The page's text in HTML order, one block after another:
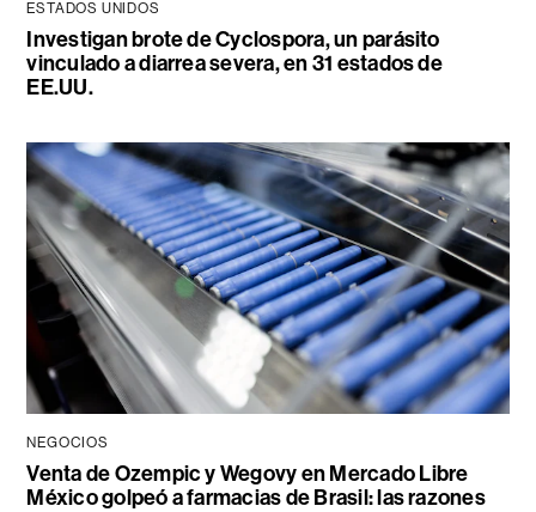
ESTADOS UNIDOS
Investigan brote de Cyclospora, un parásito
vinculado a diarrea severa, en 31 estados de
EE.UU.
NEGOCIOS
Venta de Ozempic y Wegovy en Mercado Libre
México golpeó a farmacias de Brasil: las razones